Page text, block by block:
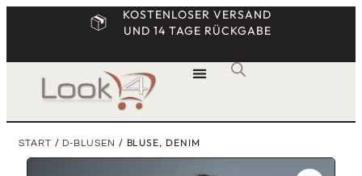
KOSTENLOSER VERSAND
UND 14 TAGE RÜCKGABE
START / D-BLUSEN / BLUSE, DENIM